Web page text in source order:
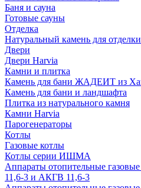
Баня и сауна
Готовые сауны
Отделка
Натуральный камень для
Двери
Двери Harvia
Камни и плитка
Камень для бани ЖАДЕИТ из
Камень для бани и ландшафта
Плитка из натурального камня
Камни Harvia
Парогенераторы
Котлы
Газовые котлы
Котлы серии ИШМА
Аппараты отопительные
11,6-3 и АКГВ 11,6-3